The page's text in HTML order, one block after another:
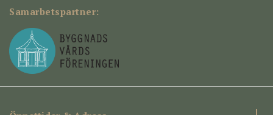
Samarbetspartner: